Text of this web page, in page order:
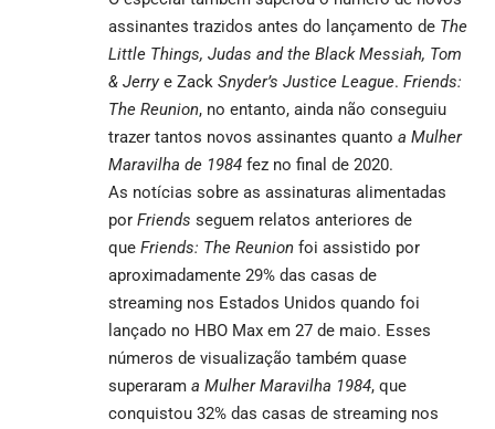
assinantes trazidos antes do lançamento de The
Little Things, Judas and the Black Messiah, Tom
& Jerrye Zack Snyder’s Justice League. Friends:
The Reunion, no entanto, ainda não conseguiu
trazer tantos novos assinantes quanto a Mulher
Maravilha de 1984 fez no final de 2020.
As notícias sobre as assinaturas alimentadas
por Friends seguem relatos anteriores de
que Friends: The Reunion foi assistido por
aproximadamente 29% das casas de
streaming nos Estados Unidos quando foi
lançado no HBO Max em 27 de maio. Esses
números de visualização também quase
superaram a Mulher Maravilha 1984, que
conquistou 32% das casas de streaming nos